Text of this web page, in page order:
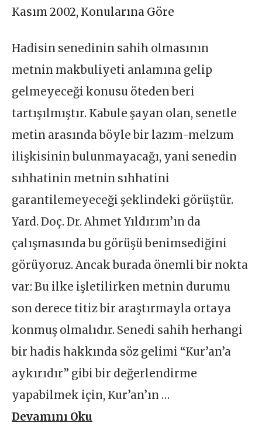
Kasım 2002, Konularına Göre
Hadisin senedinin sahih olmasının
metnin makbuliyeti anlamına gelip
gelmeyeceği konusu öteden beri
tartışılmıştır. Kabule şayan olan, senetle
metin arasında böyle bir lazım-melzum
ilişkisinin bulunmayacağı, yani senedin
sıhhatinin metnin sıhhatini
garantilemeyeceği şeklindeki görüştür.
Yard. Doç. Dr. Ahmet Yıldırım’ın da
çalışmasında bu görüşü benimsediğini
görüyoruz. Ancak burada önemli bir nokta
var: Bu ilke işletilirken metnin durumu
son derece titiz bir araştırmayla ortaya
konmuş olmalıdır. Senedi sahih herhangi
bir hadis hakkında söz gelimi “Kur’an’a
aykırıdır” gibi bir değerlendirme
yapabilmek için, Kur’an’ın …
Devamını Oku